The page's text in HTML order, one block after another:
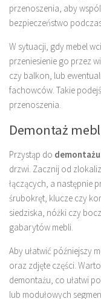
przenoszenia, aby
bezpieczeństwo
W sytuacji, gdy mebel
przeniesienie go przez
czy balkon, lub
fachowców. Takie
przenoszenia.
Demontaż
Przystąp do
drzwi. Zacznij od
łączących, a następnie
śrubokręt, klucze czy
siedziska, nóżki czy
gabarytów mebli.
Aby ułatwić późniejszy
oraz zdjęte części.
demontażu, co ułatwi
lub modułowych